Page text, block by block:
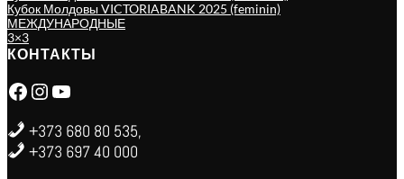
Кубок Молдовы VICTORIABANK 2025 (feminin)
МЕЖДУНАРОДНЫЕ
3×3
КОНТАКТЫ
Facebook Instagram YouTube
+373 680 80 535,
+373 697 40 000